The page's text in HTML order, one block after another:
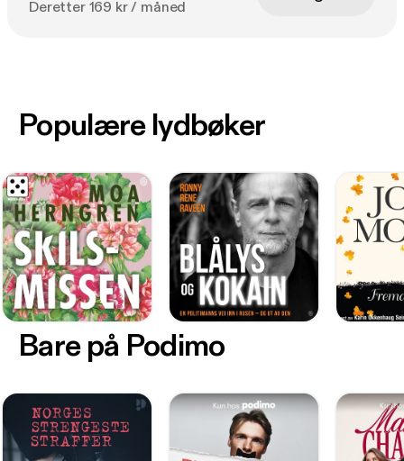
Deretter 169 kr / måned
Bare på Podimo
Populære lydbøker